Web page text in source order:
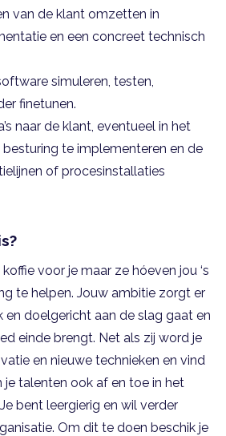
van de klant omzetten in
en een concreet technisch
simuleren, testen,
finetunen.
naar de klant, eventueel in het
te implementeren en de
of procesinstallaties
voor je maar ze hóeven jou ‘s
te helpen. Jouw ambitie zorgt er
en doelgericht aan de slag gaat en
einde brengt. Net als zij word je
en nieuwe technieken en vind
je talenten ook af en toe in het
bent leergierig en wil verder
Om dit te doen beschik je